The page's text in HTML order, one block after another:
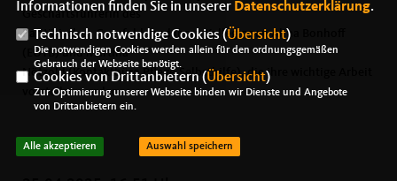
Geschäftsführerin des
Paritätischen Coesfeld, und ihren Kolleginnen Alina Bonhoff
(EUTB) und Martina
Nötzold (Kontaktbüro Pflege-Selbsthilfe), die ihre wichtige Arbeit
vorstellen werden.
Informationen finden Sie in unserer Datenschutzerklärung.
Technisch notwendige Cookies (Übersicht)
Die notwendigen Cookies werden allein für den ordnungsgemäßen
Gebrauch der Webseite benötigt.
Cookies von Drittanbietern (Übersicht)
Zur Optimierung unserer Webseite binden wir Dienste und Angebote
von Drittanbietern ein.
Alle akzeptieren Auswahl speichern